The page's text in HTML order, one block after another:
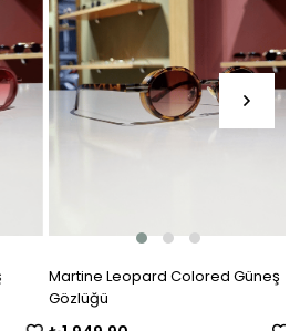
Martine Leopard Colored Güneş
Gözlüğü